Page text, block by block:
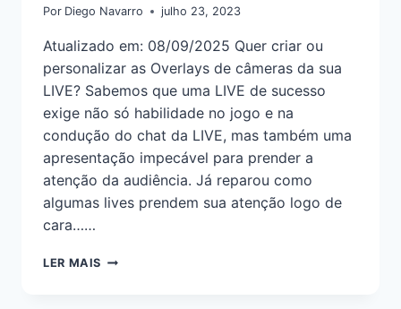
Por Diego Navarro julho 23, 2023
Atualizado em: 08/09/2025 Quer criar ou
personalizar as Overlays de câmeras da sua
LIVE? Sabemos que uma LIVE de sucesso
exige não só habilidade no jogo e na
condução do chat da LIVE, mas também uma
apresentação impecável para prender a
atenção da audiência. Já reparou como
algumas lives prendem sua atenção logo de
cara……
LER MAIS